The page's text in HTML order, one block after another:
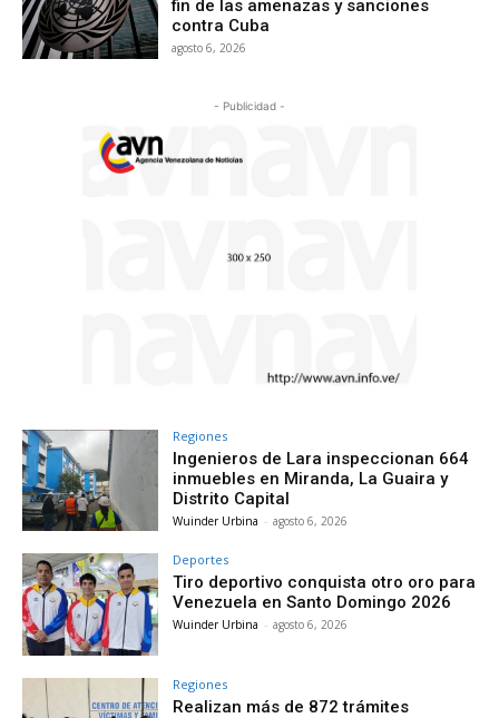
fin de las amenazas y sanciones
contra Cuba
agosto 6, 2026
- Publicidad -
Regiones
Ingenieros de Lara inspeccionan 664
inmuebles en Miranda, La Guaira y
Distrito Capital
Wuinder Urbina - agosto 6, 2026
Deportes
Tiro deportivo conquista otro oro para
Venezuela en Santo Domingo 2026
Wuinder Urbina - agosto 6, 2026
Regiones
Realizan más de 872 trámites